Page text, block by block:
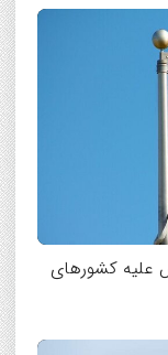
علیه کشورهای